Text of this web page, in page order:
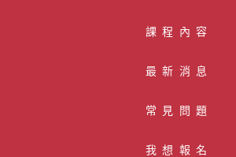
課程內容
最新消息
常見問題
我想報名